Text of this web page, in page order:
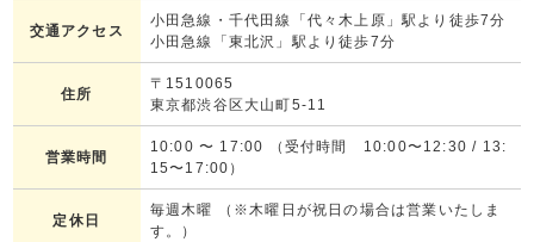
交通アクセス
小田急線・千代田線「代々木上原」駅より徒歩7分
小田急線「東北沢」駅より徒歩7分
住所
〒1510065
東京都渋谷区大山町5-11
営業時間
10:00 〜 17:00
（受付時間 10:00〜12:30 / 13:
15〜17:00）
定休日
毎週木曜 （※木曜日が祝日の場合は営業いたしま
す。）